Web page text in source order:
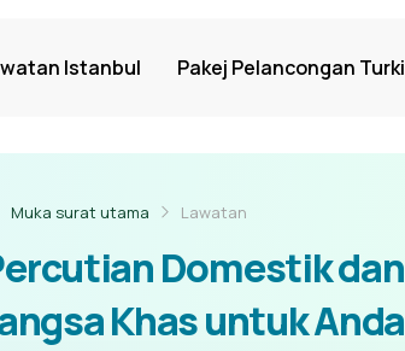
Istanbul Pakej Pelancongan Turki
Muka surat utama Lawatan
Domestik dan
Khas untuk Anda